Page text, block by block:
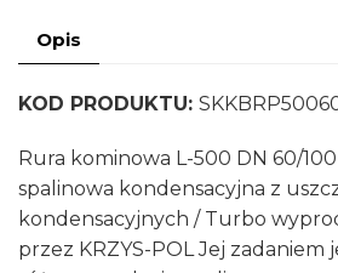
DN
0.500
Opis
KOD PRODUKTU:
Rura kominowa L-500 DN 60/
spalinowa kondensacyjna z
kondensacyjnych / Turbo
przez KRZYS-POL Jej zadaniem